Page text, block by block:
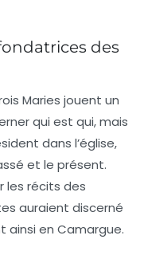
des
Maries jouent un
qui est qui, mais
dans l’église,
et le présent.
les récits des
auraient discerné
ainsi en Camargue.